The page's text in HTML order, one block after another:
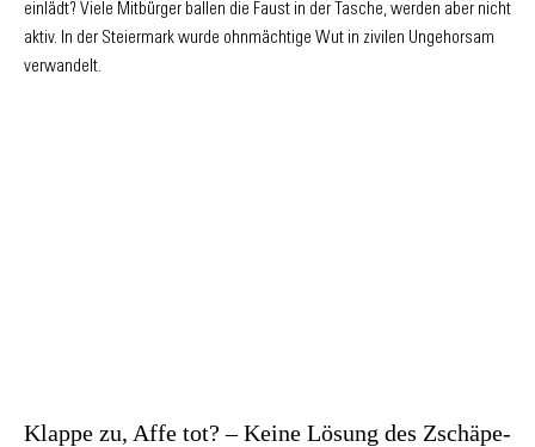
einlädt? Viele Mitbürger ballen die Faust in der Tasche, werden aber nicht
aktiv. In der Steiermark wurde ohnmächtige Wut in zivilen Ungehorsam
verwandelt.
Klappe zu, Affe tot? – Keine Lösung des Zschäpe-